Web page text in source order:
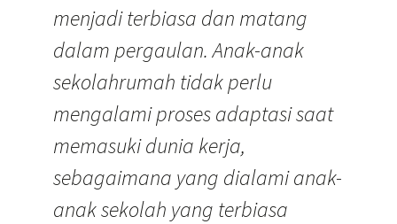
menjadi terbiasa dan matang
dalam pergaulan. Anak-anak
sekolahrumah tidak perlu
mengalami proses adaptasi saat
memasuki dunia kerja,
sebagaimana yang dialami anak-
anak sekolah yang terbiasa